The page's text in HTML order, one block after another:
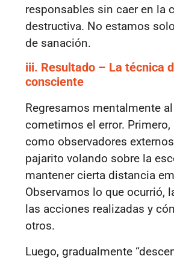
responsables sin caer en la
destructiva. No estamos
de sanación.
iii. Resultado – La técnica
consciente
Regresamos mentalmente
cometimos el error.
como observadores
pajarito volando sobre la
mantener cierta distancia
Observamos lo que ocurrió,
las acciones realizadas y
otros.
Luego, gradualmente